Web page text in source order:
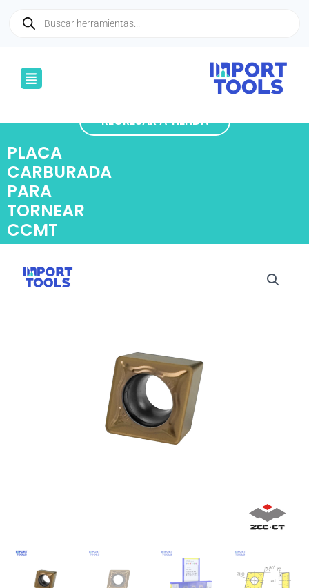
productos
Menú
PLACA
CARBURADA
PARA
TORNEAR
CCMT
REGRESAR A TIENDA